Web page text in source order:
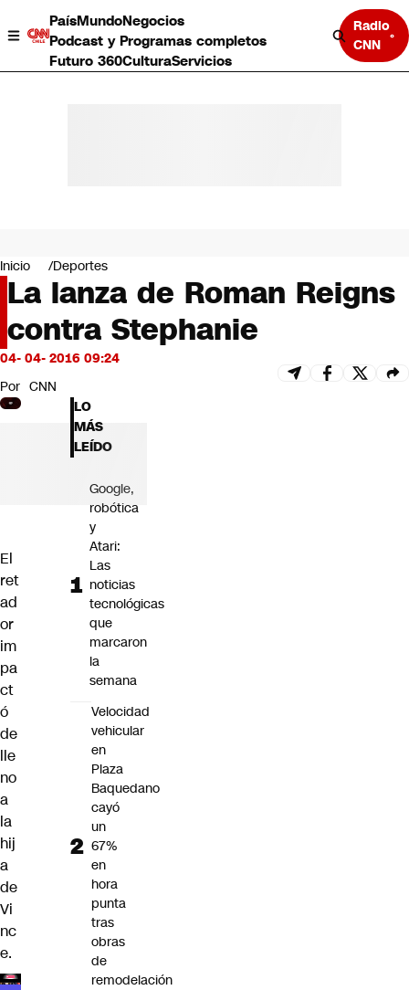
PaísMundoNegocios
Podcast y Programas completos
Futuro 360CulturaServicios
Radio
CNN
Negocios
Deportes
Programas completos
Cultura
Servicios
Bits
CNN Data
CNN tiempo
Futuro 360
Inicio Deportes
La lanza de Roman Reigns
contra Stephanie
04- 04- 2016 09:24
Por CNN
El
ret
ad
or
im
pa
ct
ó
de
lle
no
a
la
hij
a
de
Vi
nc
e.
LO
MÁS
LEÍDO
Google,
robótica
y
Atari:
Las
noticias
tecnológicas
que
marcaron
la
semana
Velocidad
vehicular
en
Plaza
Baquedano
cayó
un
67%
en
hora
punta
tras
obras
de
remodelación